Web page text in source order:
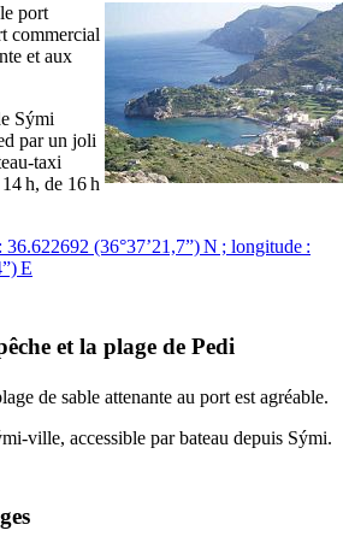
port
commercial
et aux
Sými
par un joli
taxi
h, de 16 h
(36°37’21,7”) N ; longitude :
E
et la plage de Pedi
de sable attenante au port est agréable.
-ville, accessible par bateau depuis Sými.